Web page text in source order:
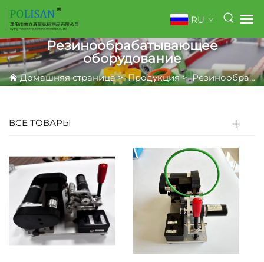
RU
Резинообрабатывающее
оборудование
Домашняя страница>Продукция>Резинообрабатывающее оборудование
ВСЕ ТОВАРЫ